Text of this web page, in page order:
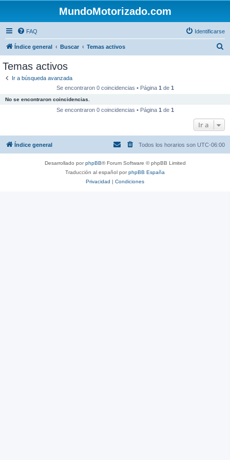
MundoMotorizado.com
FAQ Identificarse
Índice general Buscar Temas activos
Temas activos
Ir a búsqueda avanzada
Se encontraron 0 coincidencias • Página 1 de 1
No se encontraron coincidencias.
Se encontraron 0 coincidencias • Página 1 de 1
Ir a
Índice general Todos los horarios son UTC-06:00
Desarrollado porphpBB® Forum Software © phpBB Limited
Traducción al español porphpBB España
Privacidad | Condiciones